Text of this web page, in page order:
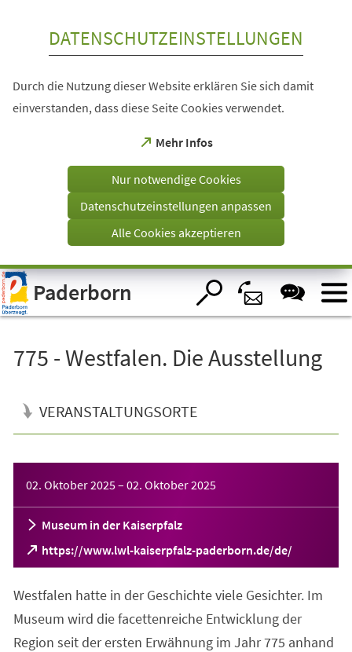
Visuelle
Assistenzsoftware
öffnen.
DATENSCHUTZEINSTELLUNGEN
Durch die Nutzung dieser Website erklären Sie sich damit
einverstanden, dass diese Seite Cookies verwendet.
Mehr Infos
(Öffnet
einem
Tab)
Nur notwendige Cookies
Datenschutzeinstellungen anpassen
Alle Cookies akzeptieren
Paderborn
775 - Westfalen. Die Ausstellung
VERANSTALTUNGSORTE
02. Oktober 2025– 02. Oktober 2025
Museum in der Kaiserpfalz
https://www.lwl-kaiserpfalz-paderborn.de/de/
(Öffnet
in
neuen
Westfalen hatte in der Geschichte viele Gesichter. Im
Museum wird die facettenreiche Entwicklung der
Region seit der ersten Erwähnung im Jahr 775 anhand